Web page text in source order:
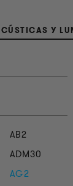
Y
AB2
ADM30
AG2